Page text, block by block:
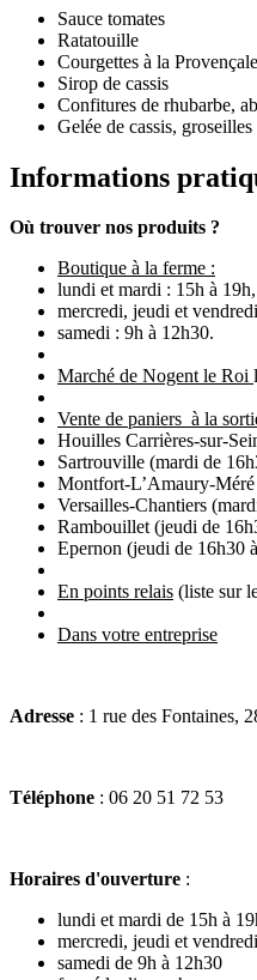
Sauce tomates
Ratatouille
Courgettes à la Provençale
Sirop de cassis
Confitures de rhubarbe,
Gelée de cassis, groseilles
Informations
Où trouver nos produits ?
Boutique à la ferme :
lundi et mardi : 15h à 19h,
mercredi, jeudi et
samedi : 9h à 12h30.
Marché de Nogent le Roi
Vente de paniers à la
Houilles Carrières-sur-
Sartrouville (mardi de
Montfort-L’Amaury-
Versailles-Chantiers
Rambouillet (jeudi de
Epernon (jeudi de 16h30
En points relais (liste sur
Dans votre entreprise
Adresse : 1 rue des Fontaines,
Téléphone : 06 20 51 72 53
Horaires d'ouverture :
lundi et mardi de 15h à
mercredi, jeudi et
samedi de 9h à 12h30